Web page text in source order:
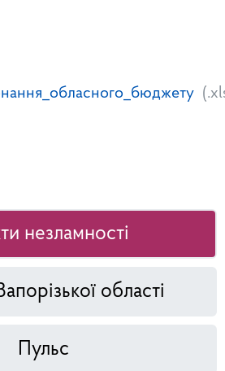
незламності
області
Пульс